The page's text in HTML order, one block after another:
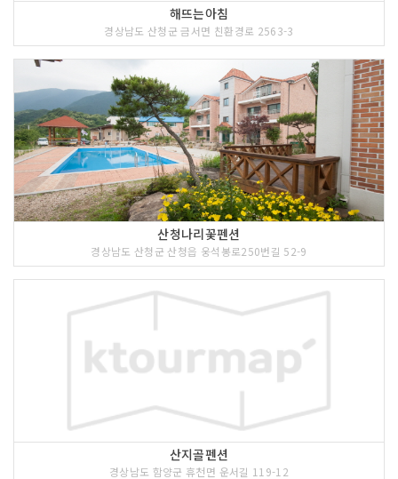
해뜨는아침
경상남도 산청군 금서면 친환경로 2563-3
산청나리꽃펜션
경상남도 산청군 산청읍 웅석봉로250번길 52-9
산지골펜션
경상남도 함양군 휴천면 운서길 119-12